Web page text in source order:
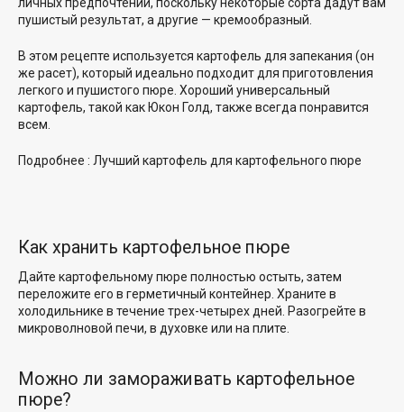
пушистый результат, а другие — кремообразный.
В этом рецепте используется картофель для запекания (он
же расет), который идеально подходит для приготовления
легкого и пушистого пюре. Хороший универсальный
картофель, такой как Юкон Голд, также всегда понравится
всем.
Подробнее : Лучший картофель для картофельного пюре
Как хранить картофельное пюре
Дайте картофельному пюре полностью остыть, затем
переложите его в герметичный контейнер. Храните в
холодильнике в течение трех-четырех дней. Разогрейте в
микроволновой печи, в духовке или на плите.
Можно ли замораживать картофельное
пюре?